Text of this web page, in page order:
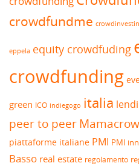
crowdfundme
eppela equity crowdfuding
crowdfunding
green ICO indiegogo italia
peer to peer
piattaforme italiane PMI PMI
Basso real estate regolamento